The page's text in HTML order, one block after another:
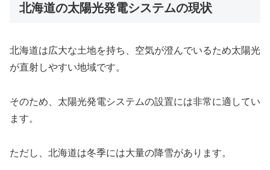
北海道の太陽光発電システムの現状
北海道は広大な土地を持ち、空気が澄んでいるため太陽光
が直射しやすい地域です。
そのため、太陽光発電システムの設置には非常に適してい
ます。
ただし、北海道は冬季には大量の降雪があります。